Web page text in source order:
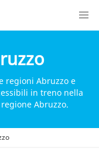
regioni Abruzzo e
in treno nella
Abruzzo.